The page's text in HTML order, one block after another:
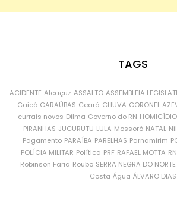
TAGS
ACIDENTE Alcaçuz ASSALTO ASSEMBLEIA
Caicó CARAÚBAS Ceará CHUVA CORONEL
currais novos Dilma Governo do RN HOMICÍDIO
PIRANHAS JUCURUTU LULA Mossoró NATAL
Pagamento PARAÍBA PARELHAS Parnamirim
POLÍCIA MILITAR Política PRF RAFAEL MOTTA RN
Robinson Faria Roubo SERRA NEGRA DO NORTE
Costa Água ÁLVARO DIAS